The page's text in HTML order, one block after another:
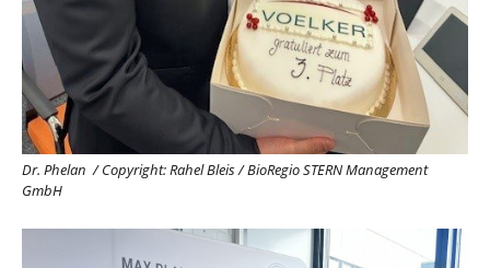
Dr. Phelan /Copyright: Rahel Bleis / BioRegio STERN Management
GmbH